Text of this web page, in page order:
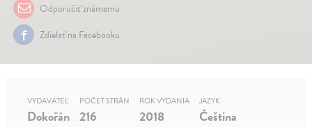
Odporučiť známemu
Zdielať na Facebooku
VYDAVATEĽ
Dokořán
POČET STRÁN
216
ROK VYDANIA
2018
JAZYK
Čeština